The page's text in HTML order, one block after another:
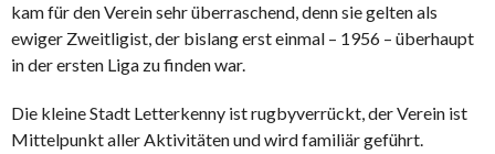
kam für den Verein sehr überraschend, denn sie gelten als
ewiger Zweitligist, der bislang erst einmal – 1956 – überhaupt
in der ersten Liga zu finden war.
Die kleine Stadt Letterkenny ist rugbyverrückt, der Verein ist
Mittelpunkt aller Aktivitäten und wird familiär geführt.